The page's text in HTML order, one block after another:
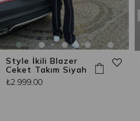
Style İkili Blazer
Ceket Takım Siyah
₺2.999,00